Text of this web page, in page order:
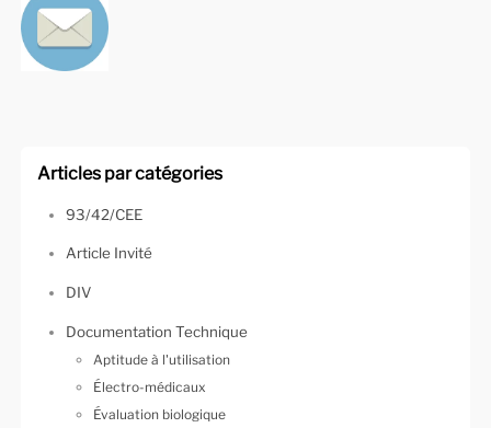
Articles par catégories
93/42/CEE
Article Invité
DIV
Documentation Technique
Aptitude à l'utilisation
Électro-médicaux
Évaluation biologique